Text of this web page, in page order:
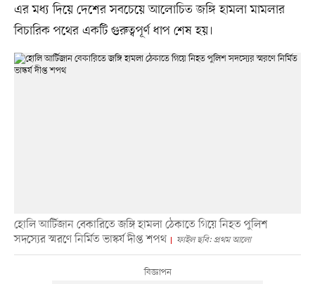
এর মধ্য দিয়ে দেশের সবচেয়ে আলোচিত জঙ্গি হামলা মামলার
বিচারিক পথের একটি গুরুত্বপূর্ণ ধাপ শেষ হয়।
হোলি আর্টিজান বেকারিতে জঙ্গি হামলা ঠেকাতে গিয়ে নিহত পুলিশ
সদস্যের স্মরণে নির্মিত ভাস্কর্য দীপ্ত শপথ
ফাইল ছবি: প্রথম আলো